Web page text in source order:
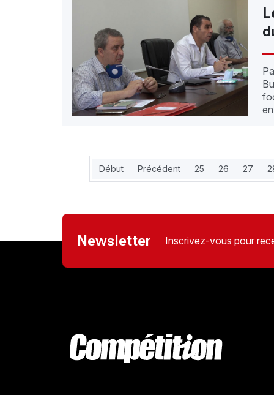
Début Précédent 25 26 27
Newsletter Inscrivez-vous pour